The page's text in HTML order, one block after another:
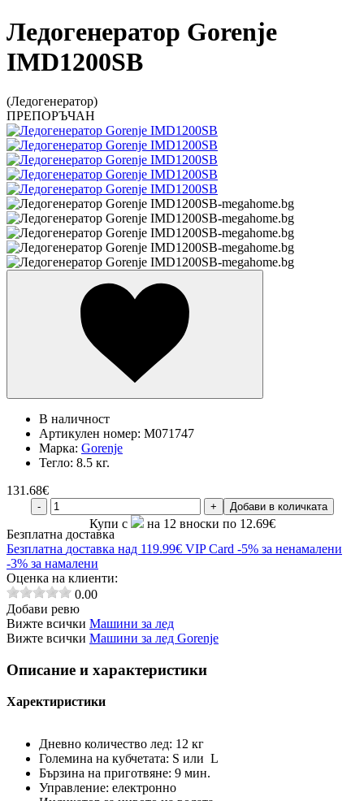
Ледогенератор Gorenje
IMD1200SB
(Ледогенератор)
ПРЕПОРЪЧАН
В наличност
Артикулен номер: M071747
Марка: Gorenje
Тегло: 8.5 кг.
131.68€
- + Добави в количката
Купи с на 12 вноски по 12.69€
Безплатна доставка
Безплатна доставка над 119.99€ VIP Card -5% за ненамалени
-3% за намалени
Оценка на клиенти:
0.00
Добави ревю
Вижте всички Машини за лед
Вижте всички Машини за лед Gorenje
Описание и характеристики
Харектиристики
Дневно количество лед: 12 кг
Големина на кубчетата: S или L
Бързина на приготвяне: 9 мин.
Управление: електронно